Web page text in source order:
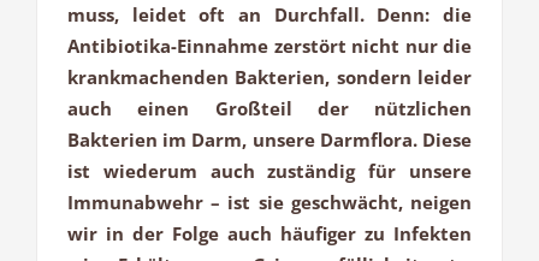
muss, leidet oft an Durchfall. Denn: die
Antibiotika-Einnahme zerstört nicht nur die
krankmachenden Bakterien, sondern leider
auch einen Großteil der nützlichen
Bakterien im Darm, unsere Darmflora. Diese
ist wiederum auch zuständig für unsere
Immunabwehr – ist sie geschwächt, neigen
wir in der Folge auch häufiger zu Infekten